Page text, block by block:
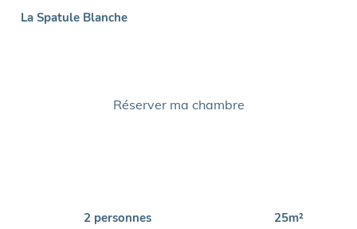
La Spatule Blanche
Réserver ma chambre
2 personnes 25m²